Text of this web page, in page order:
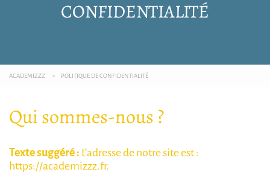
CONFIDENTIALITÉ
ACADEMIZZZ > POLITIQUE DE CONFIDENTIALITÉ
Qui sommes-nous ?
Texte suggéré : L’adresse de notre site est :
https://academizzz.fr.